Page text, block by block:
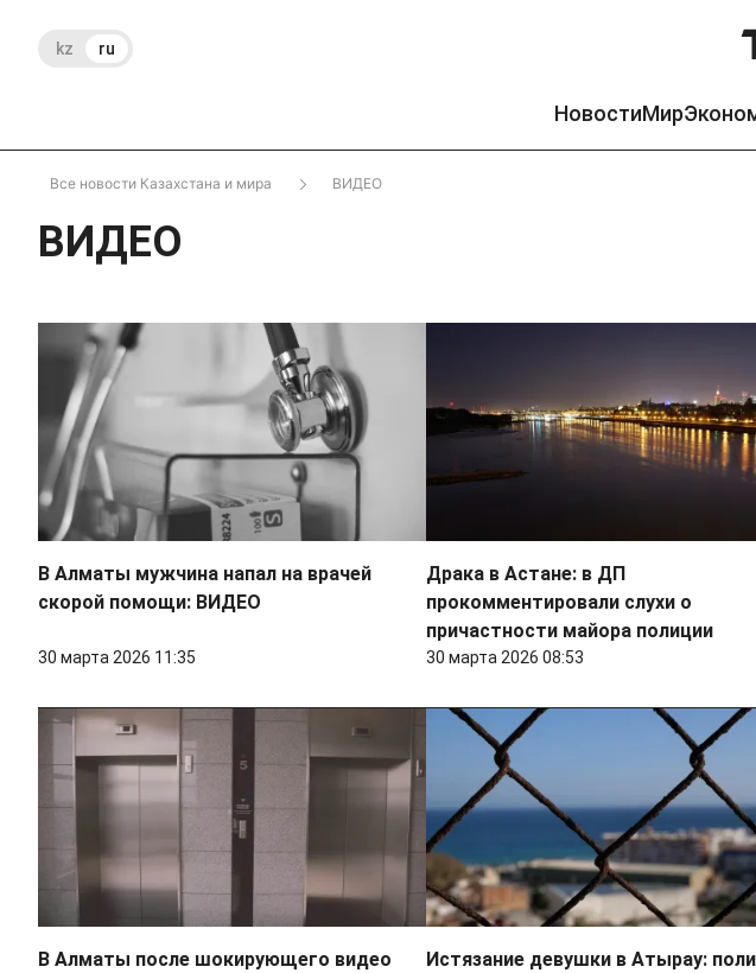
kz ru
НовостиМир
Все новости Казахстана и мира ВИДЕО
ВИДЕО
В Алматы мужчина напал на врачей
скорой помощи: ВИДЕО
30 марта 2026 11:35
Драка в Астане: в ДП
прокомментировали слухи о
причастности майора полиции
30 марта 2026 08:53
В Алматы после шокирующего видео
Истязание девушки в Атырау: